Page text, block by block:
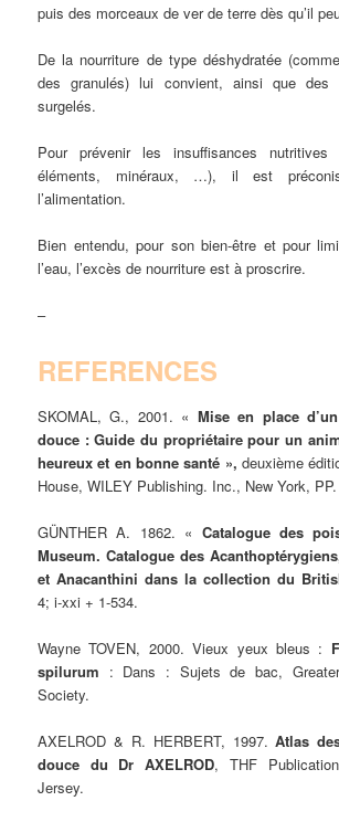
puis des morceaux de ver de terre dès qu’il
De la nourriture de type déshydratée
des granulés) lui convient, ainsi que des
surgelés.
Pour prévenir les insuffisances nutritives
éléments, minéraux, …), il est
l’alimentation.
Bien entendu, pour son bien-être et pour
l’eau, l’excès de nourriture est à proscrire.
–
REFERENCES
SKOMAL, G., 2001. « Mise en place
douce : Guide du propriétaire pour un
heureux et en bonne santé », deuxième
House, WILEY Publishing. Inc., New York,
GÜNTHER A. 1862. « Catalogue des
Museum. Catalogue des
et Anacanthini dans la collection du
4; i-xxi + 1-534.
Wayne TOVEN, 2000. Vieux yeux bleus :
spilurum : Dans : Sujets de bac,
Society.
AXELROD & R. HERBERT, 1997.Atlas
douce du Dr AXELROD, THF
Jersey.